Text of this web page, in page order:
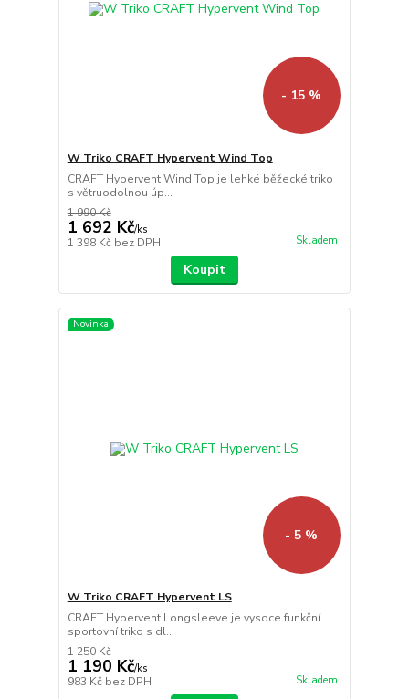
- 15 %
W Triko CRAFT Hypervent Wind Top
CRAFT Hypervent Wind Top je lehké běžecké triko
s větruodolnou úp...
1 990 Kč
1 692 Kč/ks
1 398 Kč bez DPH Skladem
Koupit
Novinka
- 5 %
W Triko CRAFT Hypervent LS
CRAFT Hypervent Longsleeve je vysoce funkční
sportovní triko s dl...
1 250 Kč
1 190 Kč/ks
983 Kč bez DPH Skladem